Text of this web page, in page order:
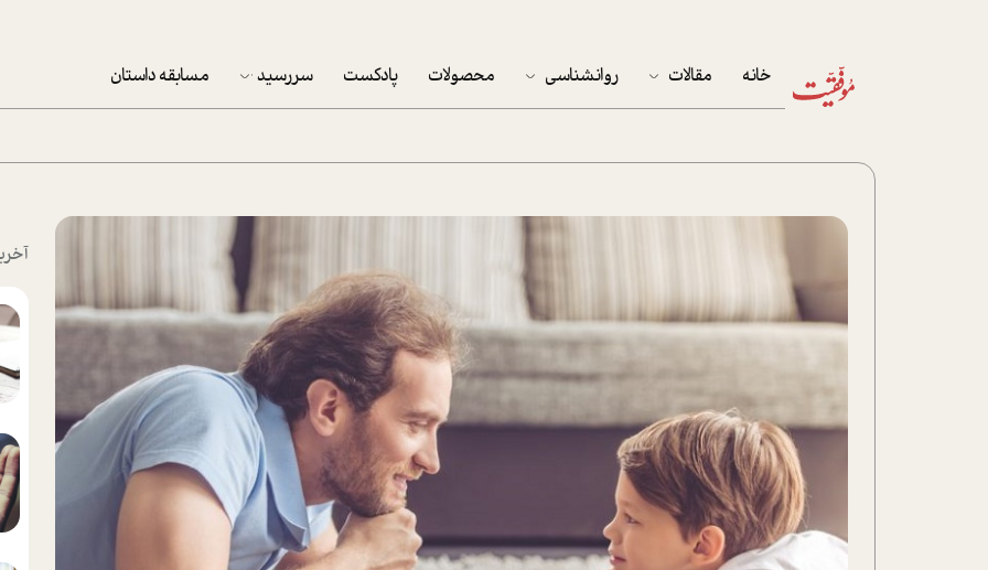
خانه مقالات
نوجوان
پلاس
تحلیل فیلم
شیوانا
روانشناسی محصولات پادکست سررسید
پکيج نوروزي موفقيت
تقویم رومیزی
تقویم دیواری
مسابقه داستان